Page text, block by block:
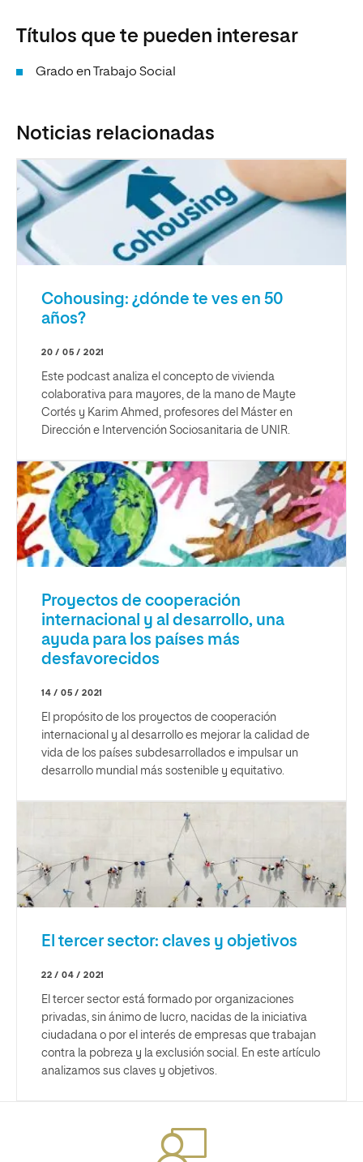
Títulos que te pueden interesar
Grado en Trabajo Social
Noticias relacionadas
Cohousing: ¿dónde te ves en 50
años?
20 / 05 / 2021
Este podcast analiza el concepto de vivienda
colaborativa para mayores, de la mano de Mayte
Cortés y Karim Ahmed, profesores del Máster en
Dirección e Intervención Sociosanitaria de UNIR.
Proyectos de cooperación
internacional y al desarrollo, una
ayuda para los países más
desfavorecidos
14 / 05 / 2021
El propósito de los proyectos de cooperación
internacional y al desarrollo es mejorar la calidad de
vida de los países subdesarrollados e impulsar un
desarrollo mundial más sostenible y equitativo.
El tercer sector: claves y objetivos
22 / 04 / 2021
El tercer sector está formado por organizaciones
privadas, sin ánimo de lucro, nacidas de la iniciativa
ciudadana o por el interés de empresas que trabajan
contra la pobreza y la exclusión social. En este artículo
analizamos sus claves y objetivos.